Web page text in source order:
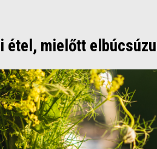
étel, mielőtt